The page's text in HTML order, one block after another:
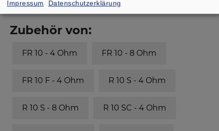
Zubehör von:
FR 10 - 4 Ohm FR 10 - 8 Ohm
FR 10 F - 4 Ohm R 10 S - 4 Ohm
R 10 S - 8 Ohm R 10 SC - 4 Ohm
Impressum Datenschutzerklärung